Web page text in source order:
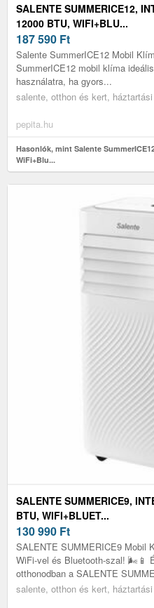
SALENTE SUMMERICE12,
12000 BTU, WIFI+BLU...
187 590 Ft
Salente SummerICE12 Mobil
SummerICE12 mobil klíma
használatra, ha gyors...
salente, otthon és kert,
pepita.hu
Hasonlók, mint Salente
WiFi+Blu...
SALENTE SUMMERICE9,
BTU, WIFI+BLUET...
130 990 Ft
SALENTE SUMMERICE9 Mobil
WiFi-vel és Bluetooth-szal! 🌬️📱
otthonodban a SALENTE
salente, otthon és kert,